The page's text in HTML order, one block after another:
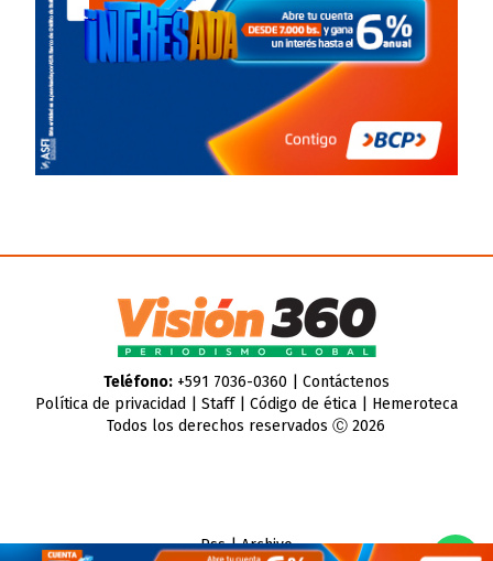
Teléfono:+591 7036-0360 | Contáctenos
Política de privacidad
Staff| Código de ética| Hemeroteca
Todos los derechos reservados Ⓒ 2026
Rss|Archivo